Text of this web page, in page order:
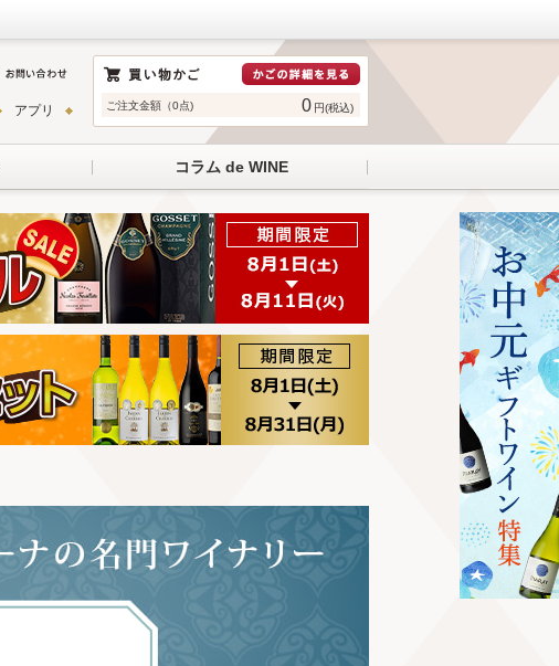
ご注文金額（0点) 0 円(税込)
アプリ
コラム de WINE